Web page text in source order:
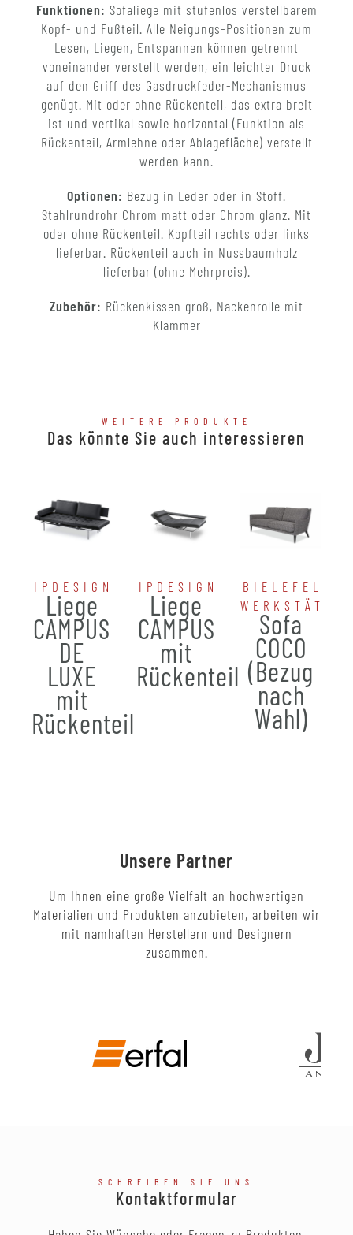
Funktionen: Sofaliege mit stufenlos verstellbarem
Kopf- und Fußteil. Alle Neigungs-Positionen zum
Lesen, Liegen, Entspannen können getrennt
voneinander verstellt werden, ein leichter Druck
auf den Griff des Gasdruckfeder-Mechanismus
genügt. Mit oder ohne Rückenteil, das extra breit
ist und vertikal sowie horizontal (Funktion als
Rückenteil, Armlehne oder Ablagefläche) verstellt
werden kann.
Optionen: Bezug in Leder oder in Stoff.
Stahlrundrohr Chrom matt oder Chrom glanz. Mit
oder ohne Rückenteil. Kopfteil rechts oder links
lieferbar. Rückenteil auch in Nussbaumholz
lieferbar (ohne Mehrpreis).
Zubehör: Rückenkissen groß, Nackenrolle mit
Klammer
WEITERE PRODUKTE
Das könnte Sie auch interessieren
IPDESIGN
Liege
CAMPUS
DE
LUXE
mit
Rückenteil
IPDESIGN
Liege
CAMPUS
mit
Rückenteil
Sofa
COCO
(Bezug
nach
Wahl)
Unsere Partner
Um Ihnen eine große Vielfalt an hochwertigen
Materialien und Produkten anzubieten, arbeiten wir
mit namhaften Herstellern und Designern
zusammen.
SCHREIBEN SIE UNS
Kontaktformular